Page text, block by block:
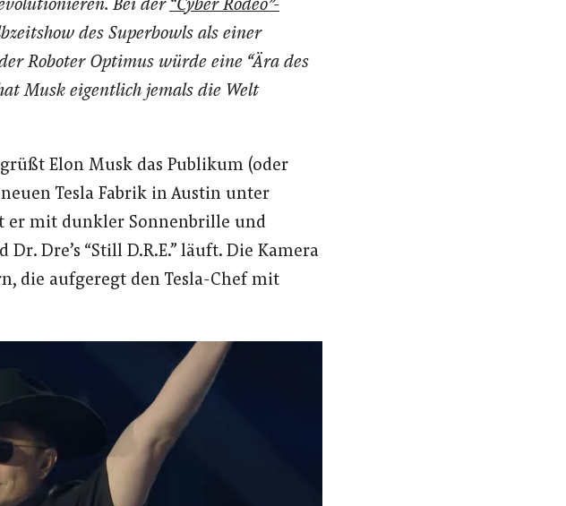
Bei der “Cyber Rodeo”-
des Superbowls als einer
Roboter Optimus würde eine “Ära des
Musk eigentlich jemals die Welt
Elon Musk das Publikum (oder
Tesla Fabrik in Austin unter
er mit dunkler Sonnenbrille und
Dre’s “Still D.R.E.” läuft. Die Kamera
die aufgeregt den Tesla-Chef mit